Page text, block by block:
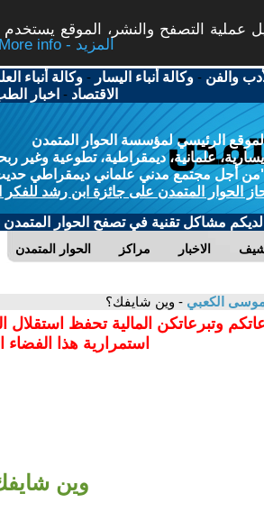
عملية التصفح والنشر، الموقع
More info - المزيد
والفن -وكالة أنباء اليسار -وكالة أنباء
الاقتصاد - اخبار
الرئيسي لمؤسسة الحوار المتمدن
علمانية، ديمقراطية، تطوعية وغير
أجل مجتمع مدني علماني ديمقراطي حديث
الحوار المتمدن على جائزة ابن رشد للفكر
لديكم مشاكل تقنية في تصفح الحوار المتمدن
الحوار المتمدن مراكز الاخبار
الكعبي - وين شايفك؟
وتبرعاتكن المالية تحفظ
استمرارية هذا الفضاء
وين